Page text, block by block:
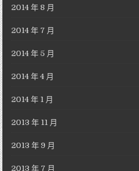
2014 年 8 月
2014 年 7 月
2014 年 5 月
2014 年 4 月
2014 年 1 月
2013 年 11 月
2013 年 9 月
2013 年 7 月